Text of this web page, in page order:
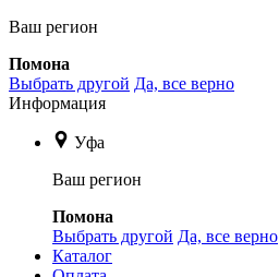
Ваш регион
Помона
Выбрать другой Да, все верно
Информация
Уфа
Ваш регион
Помона
Выбрать другой Да, все верно
Каталог